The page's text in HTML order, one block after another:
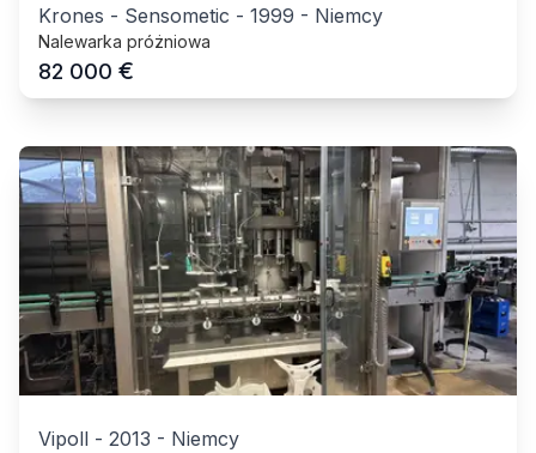
Krones - Sensometic - 1999 - Niemcy
Nalewarka próżniowa
82 000 €
Vipoll - 2013 - Niemcy